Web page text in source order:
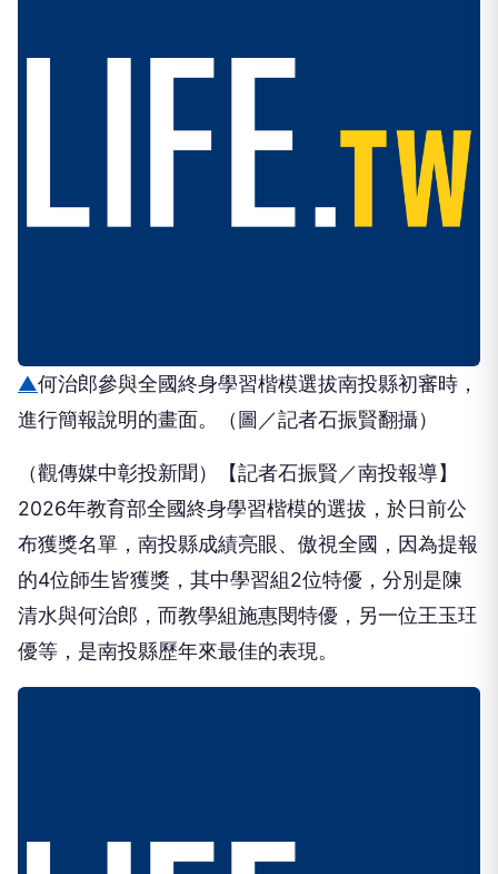
▲何治郎參與全國終身學習楷模選拔南投縣初審時，
進行簡報說明的畫面。（圖／記者石振賢翻攝）
（觀傳媒中彰投新聞）【記者石振賢／南投報導】
2026年教育部全國終身學習楷模的選拔，於日前公
布獲獎名單，南投縣成績亮眼、傲視全國，因為提報
的4位師生皆獲獎，其中學習組2位特優，分別是陳
清水與何治郎，而教學組施惠閔特優，另一位王玉玨
優等，是南投縣歷年來最佳的表現。